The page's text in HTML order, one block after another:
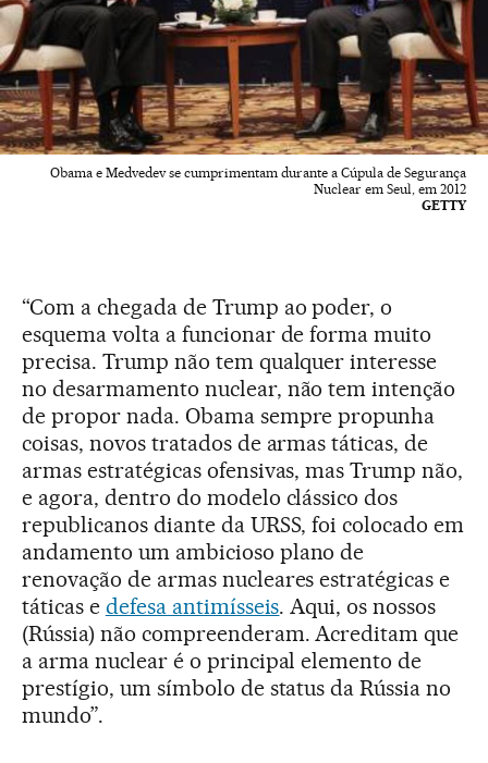
Obama e Medvedev se cumprimentam durante a Cúpula de Segurança
Nuclear em Seul, em 2012
GETTY
“Com a chegada de Trump ao poder, o
esquema volta a funcionar de forma muito
precisa. Trump não tem qualquer interesse
no desarmamento nuclear, não tem intenção
de propor nada. Obama sempre propunha
coisas, novos tratados de armas táticas, de
armas estratégicas ofensivas, mas Trump não,
e agora, dentro do modelo clássico dos
republicanos diante da URSS, foi colocado em
andamento um ambicioso plano de
renovação de armas nucleares estratégicas e
táticas e defesa antimísseis. Aqui, os nossos
(Rússia) não compreenderam. Acreditam que
a arma nuclear é o principal elemento de
prestígio, um símbolo de status da Rússia no
mundo”.